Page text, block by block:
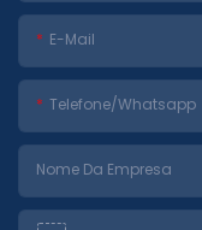
E-Mail
Telefone/whatsapp
Nome Da Empresa